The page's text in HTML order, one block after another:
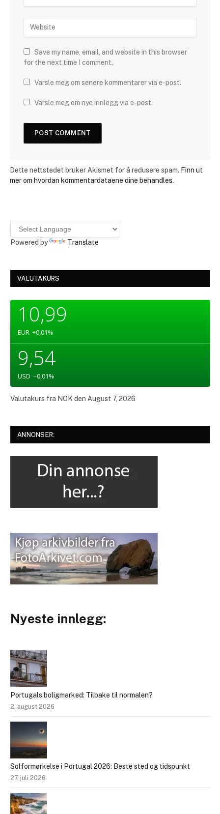
Save my name, email, and website in this browser
for the next time I comment.
Varsle meg om senere kommentarer via e-post.
Varsle meg om nye innlegg via e-post.
Dette nettstedet bruker Akismet for å redusere spam. Finn ut
mer om hvordan kommentardataene dine behandles.
Powered by Translate
VALUTAKURS
10,99
EUR +0,01%
9,54
USD –0,01%
Valutakurs fra NOKden August 7, 2026
ANNONSER:
Nyeste innlegg:
Portugals boligmarked: Tilbake til normalen?
2. august 2026
Solformørkelse i Portugal 2026: Beste sted og tidspunkt
27. juli 2026